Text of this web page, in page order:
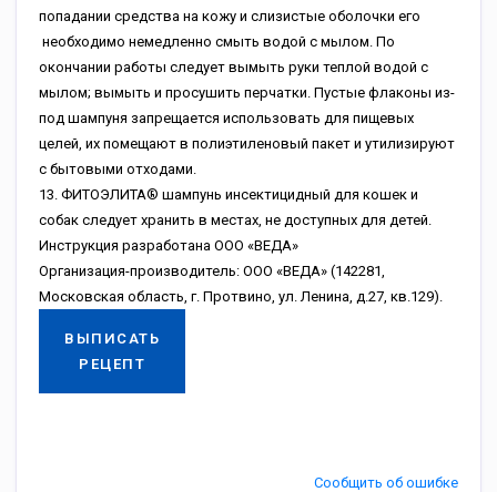
попадании средства на кожу и слизистые оболочки его
необходимо немедленно смыть водой с мылом. По
окончании работы следует вымыть руки теплой водой с
мылом; вымыть и просушить перчатки. Пустые флаконы из-
под шампуня запрещается использовать для пищевых
целей, их помещают в полиэтиленовый пакет и утилизируют
с бытовыми отходами.
13. ФИТОЭЛИТА® шампунь инсектицидный для кошек и
собак следует хранить в местах, не доступных для детей.
Инструкция разработана ООО «ВЕДА»
Организация-производитель: ООО «ВЕДА» (142281,
Московская область, г. Протвино, ул. Ленина, д.27, кв.129).
ВЫПИСАТЬ
РЕЦЕПТ
Сообщить об ошибке